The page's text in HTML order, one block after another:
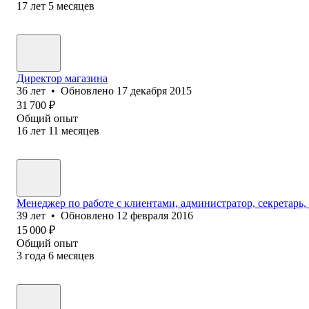
17 лет 5 месяцев
Директор магазина
36 лет • Обновлено 17 декабря 2015
31 700 ₽
Общий опыт
16 лет 11 месяцев
Менеджер по работе с клиентами, администратор,
39 лет • Обновлено 12 февраля 2016
15 000 ₽
Общий опыт
3 года 6 месяцев